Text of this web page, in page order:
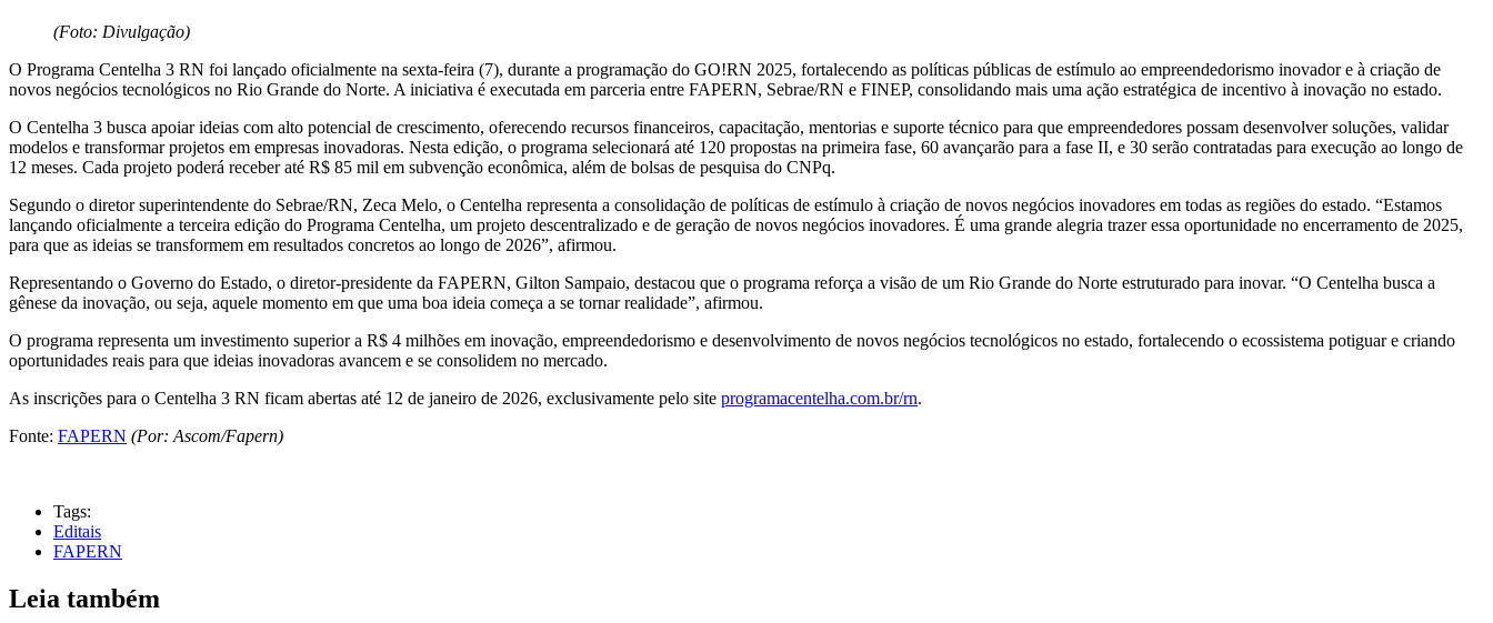
(Foto: Divulgação)
O Programa Centelha 3 RN foi lançado oficialmente na sexta-feira (7), durante a programação do GO!RN 2025, fortalecendo as políticas públicas de estímulo ao empreendedorismo inovador e à criação de
novos negócios tecnológicos no Rio Grande do Norte. A iniciativa é executada em parceria entre FAPERN, Sebrae/RN e FINEP, consolidando mais uma ação estratégica de incentivo à inovação no estado.
O Centelha 3 busca apoiar ideias com alto potencial de crescimento, oferecendo recursos financeiros, capacitação, mentorias e suporte técnico para que empreendedores possam desenvolver soluções, validar
modelos e transformar projetos em empresas inovadoras. Nesta edição, o programa selecionará até 120 propostas na primeira fase, 60 avançarão para a fase II, e 30 serão contratadas para execução ao longo de
12 meses. Cada projeto poderá receber até R$ 85 mil em subvenção econômica, além de bolsas de pesquisa do CNPq.
Segundo o diretor superintendente do Sebrae/RN, Zeca Melo, o Centelha representa a consolidação de políticas de estímulo à criação de novos negócios inovadores em todas as regiões do estado. “Estamos
lançando oficialmente a terceira edição do Programa Centelha, um projeto descentralizado e de geração de novos negócios inovadores. É uma grande alegria trazer essa oportunidade no encerramento de 2025,
para que as ideias se transformem em resultados concretos ao longo de 2026”, afirmou.
Representando o Governo do Estado, o diretor-presidente da FAPERN, Gilton Sampaio, destacou que o programa reforça a visão de um Rio Grande do Norte estruturado para inovar. “O Centelha busca a
gênese da inovação, ou seja, aquele momento em que uma boa ideia começa a se tornar realidade”, afirmou.
O programa representa um investimento superior a R$ 4 milhões em inovação, empreendedorismo e desenvolvimento de novos negócios tecnológicos no estado, fortalecendo o ecossistema potiguar e criando
oportunidades reais para que ideias inovadoras avancem e se consolidem no mercado.
As inscrições para o Centelha 3 RN ficam abertas até 12 de janeiro de 2026, exclusivamente pelo site programacentelha.com.br/rn.
Fonte: FAPERN (Por: Ascom/Fapern)
Tags:
Editais
FAPERN
Leia também